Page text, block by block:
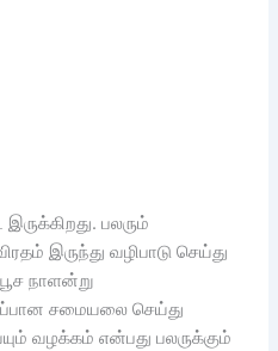
பலரும்
இருந்து வழிபாடு செய்து
நாளன்று
சமையலை செய்து
வழக்கம் என்பது பலருக்கும்